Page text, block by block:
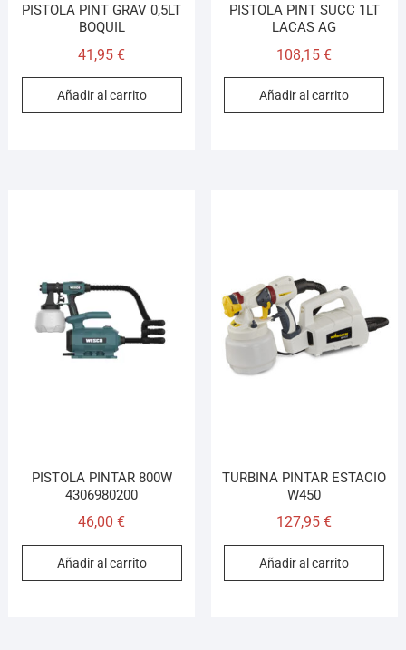
PISTOLA PINT GRAV 0,5LT
BOQUIL
41,95€
Añadir al carrito
PISTOLA PINT SUCC 1LT
LACAS AG
108,15€
Añadir al carrito
PISTOLA PINTAR 800W
4306980200
46,00€
Añadir al carrito
TURBINA PINTAR ESTACIO
W450
127,95€
Añadir al carrito